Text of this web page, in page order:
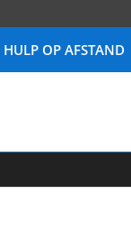
HULP OP AFSTAND